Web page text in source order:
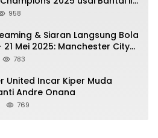
958
& Siaran Langsung Bola
21 Mei 2025: Manchester City
783
United Incar Kiper Muda
Andre Onana
769